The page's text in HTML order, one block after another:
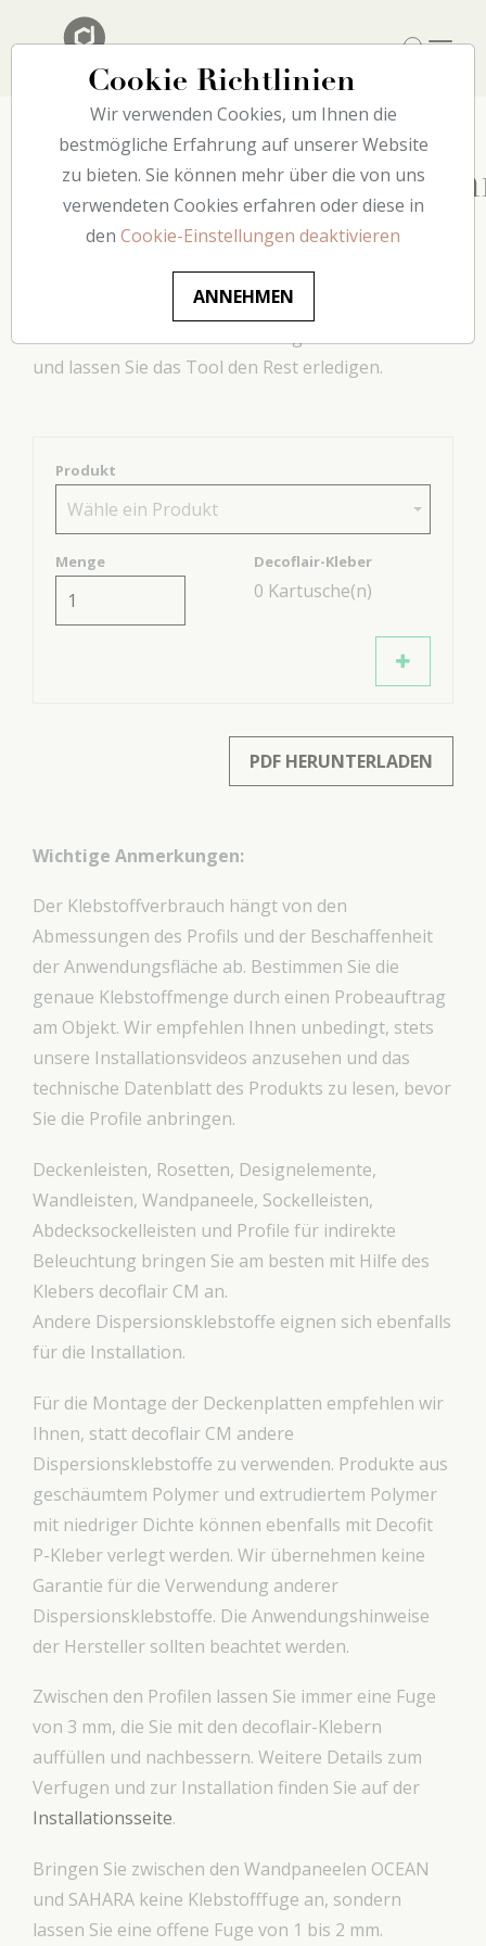
Mit diesem praktischen Tool können Sie die Menge
an Klebstoff bestimmen, die Sie für Ihre Projekte
benötigen. Geben Sie einfach den Produktnamen
und lassen Sie das Tool den Rest erledigen.
Produkt
Wähle ein Produkt
Menge Decoflair-Kleber
0 Kartusche(n)
PDF HERUNTERLADEN
Wichtige Anmerkungen:
Der Klebstoffverbrauch hängt von den
Abmessungen des Profils und der Beschaffenheit
der Anwendungsfläche ab. Bestimmen Sie die
genaue Klebstoffmenge durch einen Probeauftrag
am Objekt. Wir empfehlen Ihnen unbedingt, stets
unsere Installationsvideos anzusehen und das
technische Datenblatt des Produkts zu lesen, bevor
Sie die Profile anbringen.
Deckenleisten, Rosetten, Designelemente,
Wandleisten, Wandpaneele, Sockelleisten,
Abdecksockelleisten und Profile für indirekte
Beleuchtung bringen Sie am besten mit Hilfe des
Klebers decoflair CM an.
Andere Dispersionsklebstoffe eignen sich ebenfalls
für die Installation.
Für die Montage der Deckenplatten empfehlen wir
Ihnen, statt decoflair CM andere
Dispersionsklebstoffe zu verwenden. Produkte aus
geschäumtem Polymer und extrudiertem Polymer
mit niedriger Dichte können ebenfalls mit Decofit
P-Kleber verlegt werden. Wir übernehmen keine
Garantie für die Verwendung anderer
Dispersionsklebstoffe. Die Anwendungshinweise
der Hersteller sollten beachtet werden.
Zwischen den Profilen lassen Sie immer eine Fuge
von 3 mm, die Sie mit den decoflair-Klebern
auffüllen und nachbessern. Weitere Details zum
Verfugen und zur Installation finden Sie auf der
Installationsseite.
Bringen Sie zwischen den Wandpaneelen OCEAN
und SAHARA keine Klebstofffuge an, sondern
lassen Sie eine offene Fuge von 1 bis 2 mm.
Cookie Richtlinien
Wir verwenden Cookies, um Ihnen die
bestmögliche Erfahrung auf unserer Website
zu bieten. Sie können mehr über die von uns
verwendeten Cookies erfahren oder diese in
den Cookie-Einstellungen deaktivieren
ANNEHMEN